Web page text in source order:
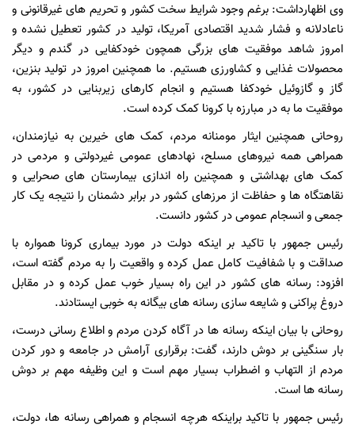
وی اظهارداشت: برغم وجود شرایط سخت کشور و تحریم های غیرقانونی و
ناعادلانه و فشار شدید اقتصادی آمریکا، تولید در کشور تعطیل نشده و
امروز شاهد موفقیت های بزرگی همچون خودکفایی در گندم و دیگر
محصولات غذایی و کشاورزی هستیم. ما همچنین امروز در تولید بنزین،
گاز و گازوئیل خودکفا هستیم و انجام کارهای زیربنایی در کشور، به
موفقیت ما به در مبارزه با کرونا کمک کرده است.
روحانی همچنین ایثار مومنانه مردم، کمک های خیرین به نیازمندان،
همراهی همه نیروهای مسلح، نهادهای عمومی غیردولتی و مردمی در
کمک های بهداشتی و همچنین راه اندازی بیمارستان های صحرایی و
نقاهتگاه ها و حفاظت از مرزهای کشور در برابر دشمنان را نتیجه یک کار
جمعی و انسجام عمومی در کشور دانست.
رئیس جمهور با تاکید بر اینکه دولت در مورد بیماری کرونا همواره با
صداقت و با شفافیت کامل عمل کرده و واقعیت را به مردم گفته است،
افزود: رسانه های کشور در این راه بسیار خوب عمل کرده و در مقابل
دروغ پراکنی و شایعه سازی رسانه های بیگانه به خوبی ایستادند.
روحانی با بیان اینکه رسانه ها در آگاه کردن مردم و اطلاع رسانی درست،
بار سنگینی بر دوش دارند، گفت: برقراری آرامش در جامعه و دور کردن
مردم از التهاب و اضطراب بسیار مهم است و این وظیفه مهم بر دوش
رسانه ها است.
رئیس جمهور با تاکید براینکه هرچه انسجام و همراهی رسانه ها، دولت،